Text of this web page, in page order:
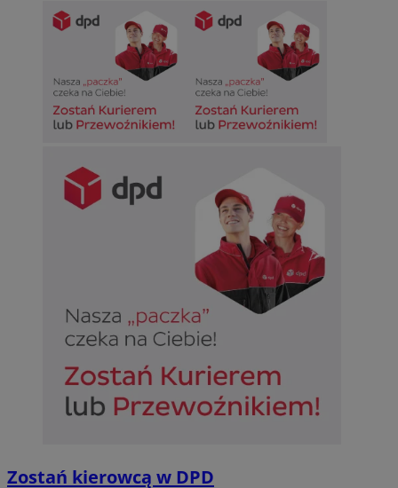
Zostań kierowcą w DPD